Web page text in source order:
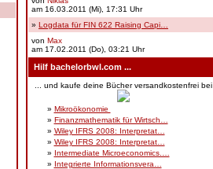
am 16.03.2011 (Mi), 17:31 Uhr
» Logdata für FIN 622 Raising Capi…
von Max
am 17.02.2011 (Do), 03:21 Uhr
Hilf bachelorbwl.com ...
... und kaufe deine Bücher versandkostenfrei bei
» Mikroökonomie
» Finanzmathematik für Wirtsch…
» Wiley IFRS 2008: Interpretat…
» Wiley IFRS 2008: Interpretat…
» Intermediate Microeconomics.…
» Integrierte Informationsvera…